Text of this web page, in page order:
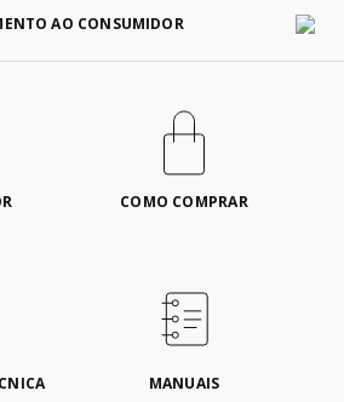
AO CONSUMIDOR
COMO COMPRAR
MANUAIS